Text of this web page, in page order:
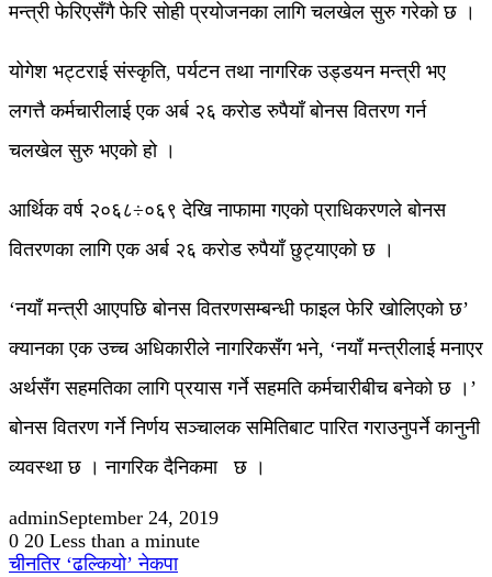
मन्त्री फेरिएसँगै फेरि सोही प्रयोजनका लागि चलखेल सुरु गरेको छ ।
योगेश भट्टराई संस्कृति, पर्यटन तथा नागरिक उड्डयन मन्त्री भए
लगत्तै कर्मचारीलाई एक अर्ब २६ करोड रुपैयाँ बोनस वितरण गर्न
चलखेल सुरु भएको हो ।
आर्थिक वर्ष २०६८÷०६९ देखि नाफामा गएको प्राधिकरणले बोनस
वितरणका लागि एक अर्ब २६ करोड रुपैयाँ छुट्याएको छ ।
‘नयाँ मन्त्री आएपछि बोनस वितरणसम्बन्धी फाइल फेरि खोलिएको छ’
क्यानका एक उच्च अधिकारीले नागरिकसँग भने, ‘नयाँ मन्त्रीलाई मनाएर
अर्थसँग सहमतिका लागि प्रयास गर्ने सहमति कर्मचारीबीच बनेको छ ।’
बोनस वितरण गर्ने निर्णय सञ्चालक समितिबाट पारित गराउनुपर्ने कानुनी
व्यवस्था छ । नागरिक दैनिकमा छ ।
adminSeptember 24, 2019
0 20 Less than a minute
चीनतिर ‘ढल्कियो’ नेकपा